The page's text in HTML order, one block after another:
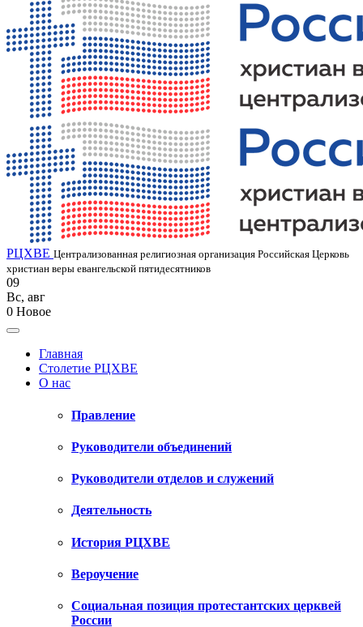
РЦХВЕ Централизованная религиозная организация Российская Церковь
христиан веры евангельской пятидесятников
09
Вс, авг
0 Новое
Главная
Столетие РЦХВЕ
О нас
Правление
Руководители объединений
Руководители отделов и служений
Деятельность
История РЦХВЕ
Вероучение
Социальная позиция протестантских церквей
России